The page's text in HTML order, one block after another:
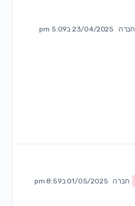
חברה 23/04/2025 ב5:09 pm
חברה 01/05/2025 ב8:59 pm